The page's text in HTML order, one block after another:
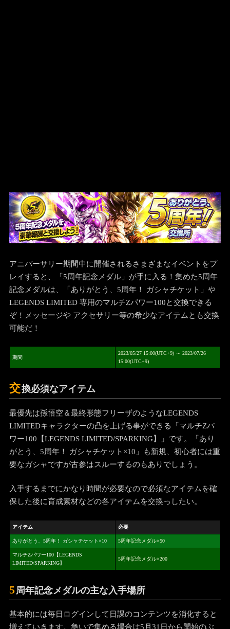
アニバーサリー期間中に開催されるさまざまなイベントをプ
レイすると、「5周年記念メダル」が手に入る！集めた5周年
記念メダルは、「ありがとう、5周年！ ガシャチケット」や
LEGENDS LIMITED 専用のマルチZパワー100と交換できる
ぞ！メッセージや アクセサリー等の希少なアイテムとも交換
可能だ！
期間
2023/05/27 15:00(UTC+9) ～ 2023/07/26
15:00(UTC+9)
交換必須なアイテム
最優先は孫悟空＆最終形態フリーザのようなLEGENDS
LIMITEDキャラクターの凸を上げる事ができる「マルチZパ
ワー100【LEGENDS LIMITED/SPARKING】」です。「あり
がとう、5周年！ ガシャチケット×10」も新規、初心者には重
要なガシャですが古参はスルーするのもありでしょう。
入手するまでにかなり時間が必要なので必須なアイテムを確
保した後に育成素材などの各アイテムを交換っしたい。
アイテム 必要
ありがとう、5周年！ ガシャチケット×10 5周年記念メダル×50
マルチZパワー100【LEGENDS
LIMITED/SPARKING】
5周年記念メダル×200
5 周年記念メダルの主な入手場所
基本的には毎日ログインして日課のコンテンツを消化すると
増えていきます。急いで集める場合は5月31日から開始のぶ